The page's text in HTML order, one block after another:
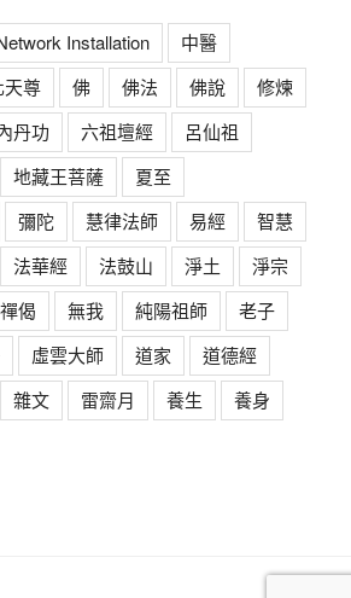
Installation
中醫
天尊
佛 佛法 佛說
修煉
丹功 六祖壇經
呂仙祖
地藏王菩薩
夏至
彌陀 慧律法師 易經
智慧
法華經 法鼓山 淨土
淨宗
偈 無我 純陽祖師
老子
虛雲大師 道家
道德經
雜文 雷齋月 養生
養身